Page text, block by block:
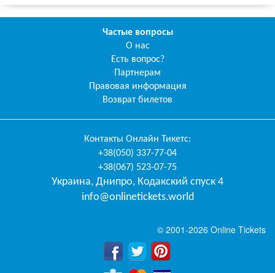
Частые вопросы
О нас
Есть вопрос?
Партнерам
Правовая информация
Возврат билетов
Контакты Онлайн Тикетс:
+38(050) 337-77-04
+38(067) 523-07-75
Украина, Днипро, Кодакский спуск 4
info@onlinetickets.world
© 2001-2026 Online Tickets